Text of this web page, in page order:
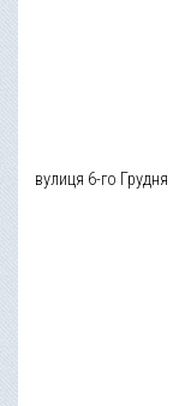
вулиця 6-го Грудня